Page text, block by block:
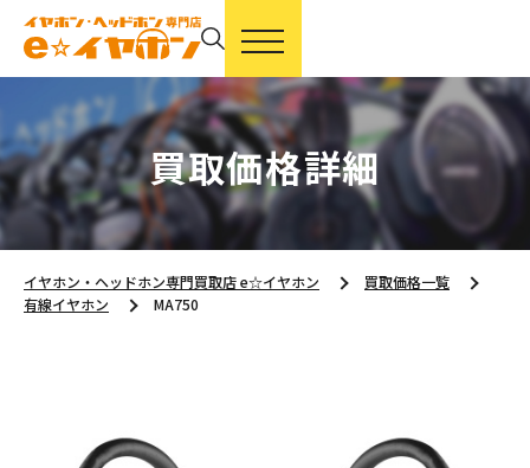
買取価格詳細
イヤホン・ヘッドホン専門買取店 e☆イヤホン
買取価格一覧
有線イヤホン
MA750